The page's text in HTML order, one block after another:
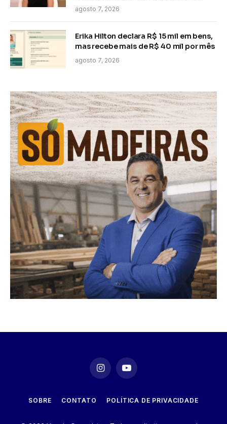
agosto 7, 2026
Erika Hilton declara R$ 15 mil em bens,
mas recebe mais de R$ 40 mil por mês
agosto 7, 2026
InstagramYouTube
SOBRE CONTATO POLÍTICA DE PRIVACIDADE